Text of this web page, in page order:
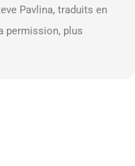
Pavlina, traduits en
permission, plus